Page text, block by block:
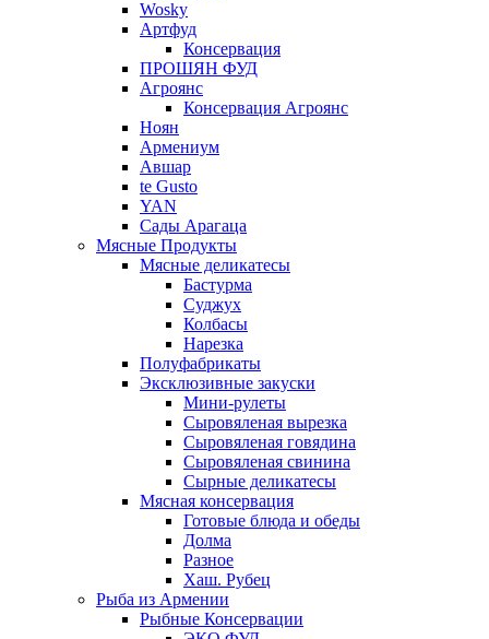
Wosky
Артфуд
Консервация
ПРОШЯН ФУД
Агроянс
Консервация Агроянс
Ноян
Армениум
Авшар
te Gusto
YAN
Сады Арагаца
Мясные Продукты
Мясные деликатесы
Бастурма
Суджух
Колбасы
Нарезка
Полуфабрикаты
Эксклюзивные закуски
Мини-рулеты
Сыровяленая вырезка
Сыровяленая говядина
Сыровяленая свинина
Сырные деликатесы
Мясная консервация
Готовые блюда и обеды
Долма
Разное
Хаш. Рубец
Рыба из Армении
Рыбные Консервации